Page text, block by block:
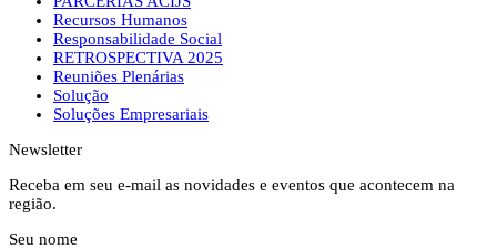
Recursos Humanos
Responsabilidade Social
RETROSPECTIVA 2025
Reuniões Plenárias
Solução
Soluções Empresariais
Newsletter
Receba em seu e-mail as novidades e eventos que acontecem na
região.
Seu nome